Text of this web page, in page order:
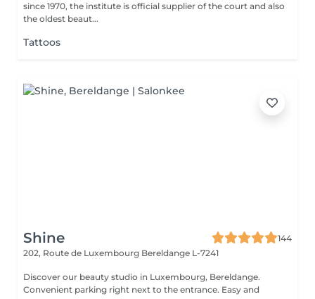
since 1970, the institute is official supplier of the court and also
the oldest beaut...
Tattoos
Shine
144
202, Route de Luxembourg Bereldange L-7241
Discover our beauty studio in Luxembourg, Bereldange.
Convenient parking right next to the entrance. Easy and